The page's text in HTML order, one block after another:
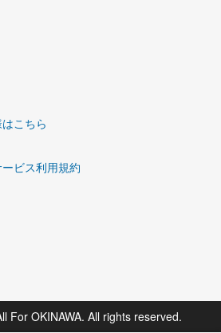
こちら
ビス利用規約
For OKINAWA. All rights reserved.